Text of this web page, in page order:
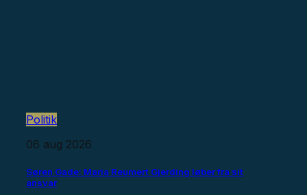
Politik
06 aug 2026
Søren Gade: Maria Reumert Gjerding løber fra sit
ansvar